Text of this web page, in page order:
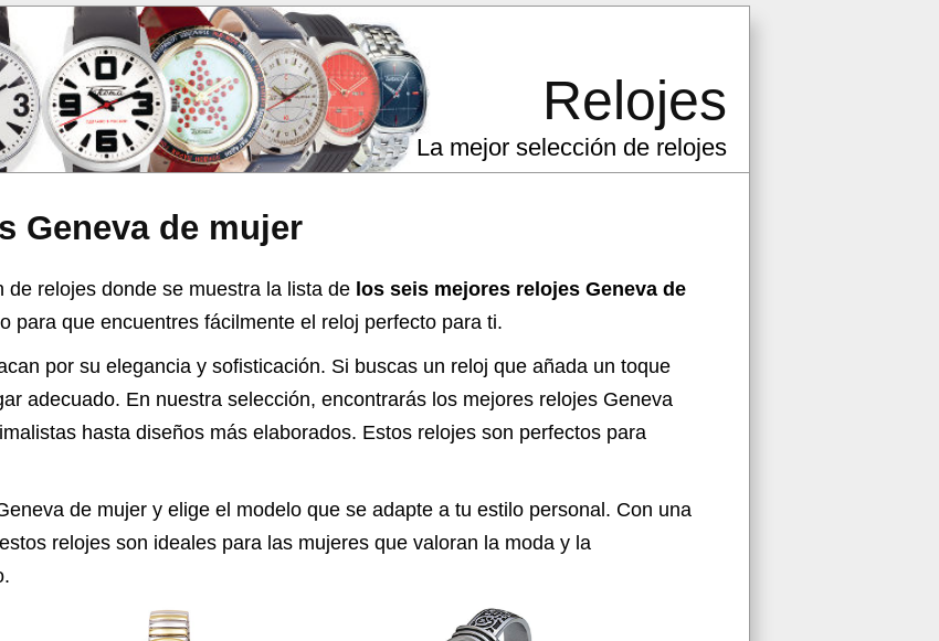
Geneva de mujer
Relojes
La mejor selección de relojes
relojes donde se muestra la lista de los seis mejores relojes Geneva de
para que encuentres fácilmente el reloj perfecto para ti.
por su elegancia y sofisticación. Si buscas un reloj que añada un toque
adecuado. En nuestra selección, encontrarás los mejores relojes Geneva
hasta diseños más elaborados. Estos relojes son perfectos para
de mujer y elige el modelo que se adapte a tu estilo personal. Con una
relojes son ideales para las mujeres que valoran la moda y la